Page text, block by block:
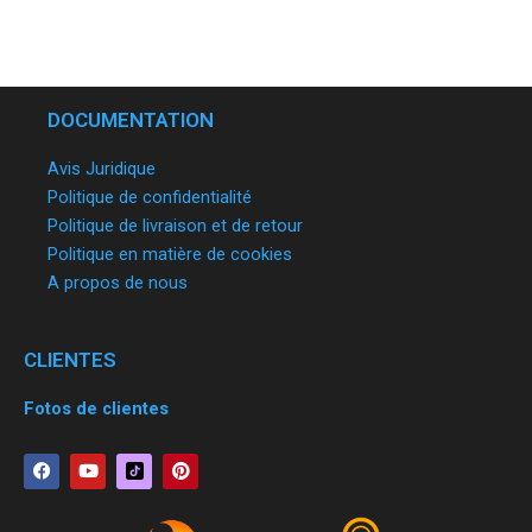
DOCUMENTATION
Avis Juridique
Politique de confidentialité
Politique de livraison et de retour
Politique en matière de cookies
A propos de nous
CLIENTES
Fotos de clientes
F
a
c
Y
o
u
P
i
n